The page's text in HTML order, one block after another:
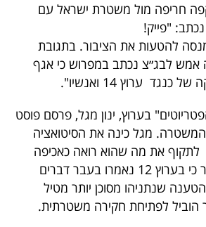
למתקפה חריפה מול משטרת ישראל עם
"פייק!
להטעות את הציבור. בתגובת
אמש לבג״צ נכתב במפרוש כי אגף
ערוץ 14 ואנשיו".
בערוץ, ינון מגל, פרסם פוסט
מגל כינה את הסיטואציה
לתקוף את מה שהוא רואה כאכיפה
בררנית, כשהוא מזכיר כי בערוץ 12 נאמרו בעבר דברים
שנתניהו מסוכן יותר מטיל
הוביל לפתיחת חקירה משטרתית.